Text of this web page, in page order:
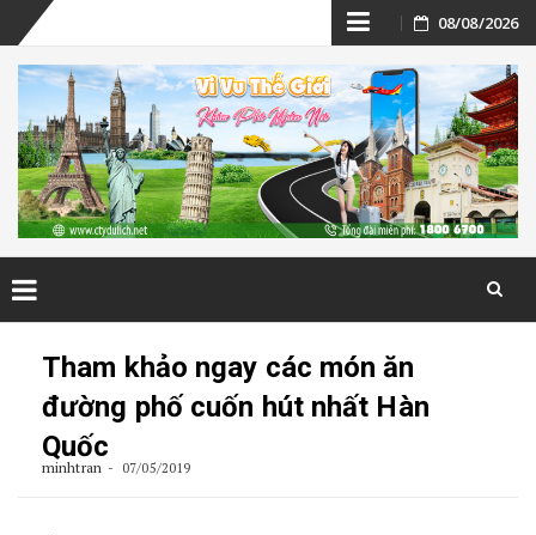
Skip
to
content
08/08/2026
Tham khảo ngay các món ăn
đường phố cuốn hút nhất Hàn
Quốc
minhtran 07/05/2019